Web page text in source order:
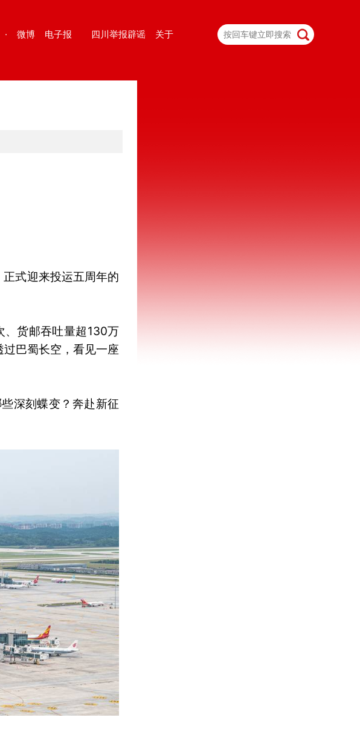
· 微博 电子报 四川举报辟谣 关于
式迎来投运五周年的
、货邮吞吐量超130万
过巴蜀长空，看见一座
深刻蝶变？奔赴新征